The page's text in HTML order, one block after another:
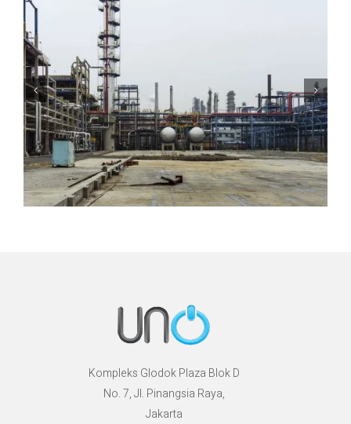
Kompleks Glodok Plaza Blok D
No. 7, Jl. Pinangsia Raya,
Jakarta